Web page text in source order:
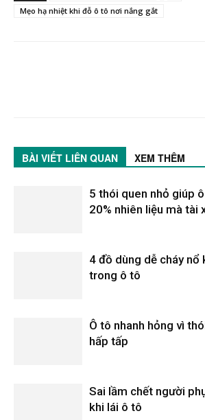
Mẹo hạ nhiệt khi đỗ ô tô nơi nắng gắt
BÀI VIẾT LIÊN QUAN XEM THÊM
5 thói quen nhỏ giúp
20% nhiên liệu mà tài
4 đồ dùng dễ cháy nổ
trong ô tô
Ô tô nhanh hỏng vì
hấp tấp
Sai lầm chết người
khi lái ô tô